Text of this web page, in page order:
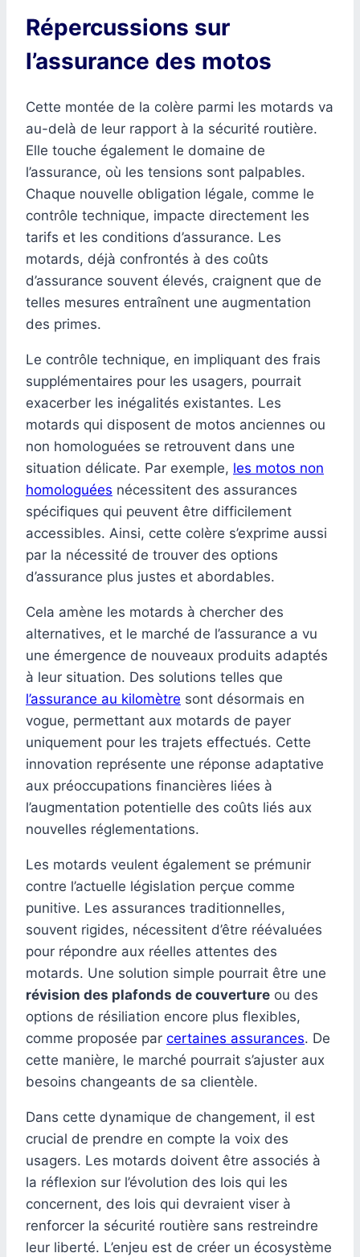
Répercussions sur
l’assurance des motos
Cette montée de la colère parmi les motards va
au-delà de leur rapport à la sécurité routière.
Elle touche également le domaine de
l’assurance, où les tensions sont palpables.
Chaque nouvelle obligation légale, comme le
contrôle technique, impacte directement les
tarifs et les conditions d’assurance. Les
motards, déjà confrontés à des coûts
d’assurance souvent élevés, craignent que de
telles mesures entraînent une augmentation
des primes.
Le contrôle technique, en impliquant des frais
supplémentaires pour les usagers, pourrait
exacerber les inégalités existantes. Les
motards qui disposent de motos anciennes ou
non homologuées se retrouvent dans une
situation délicate. Par exemple, les motos non
homologuées nécessitent des assurances
spécifiques qui peuvent être difficilement
accessibles. Ainsi, cette colère s’exprime aussi
par la nécessité de trouver des options
d’assurance plus justes et abordables.
Cela amène les motards à chercher des
alternatives, et le marché de l’assurance a vu
une émergence de nouveaux produits adaptés
à leur situation. Des solutions telles que
l’assurance au kilomètre sont désormais en
vogue, permettant aux motards de payer
uniquement pour les trajets effectués. Cette
innovation représente une réponse adaptative
aux préoccupations financières liées à
l’augmentation potentielle des coûts liés aux
nouvelles réglementations.
Les motards veulent également se prémunir
contre l’actuelle législation perçue comme
punitive. Les assurances traditionnelles,
souvent rigides, nécessitent d’être réévaluées
pour répondre aux réelles attentes des
motards. Une solution simple pourrait être une
révision des plafonds de couverture ou des
options de résiliation encore plus flexibles,
comme proposée par certaines assurances. De
cette manière, le marché pourrait s’ajuster aux
besoins changeants de sa clientèle.
Dans cette dynamique de changement, il est
crucial de prendre en compte la voix des
usagers. Les motards doivent être associés à
la réflexion sur l’évolution des lois qui les
concernent, des lois qui devraient viser à
renforcer la sécurité routière sans restreindre
leur liberté. L’enjeu est de créer un écosystème